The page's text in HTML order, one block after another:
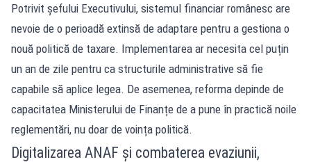
Potrivit șefului Executivului, sistemul financiar românesc are
nevoie de o perioadă extinsă de adaptare pentru a gestiona o
nouă politică de taxare. Implementarea ar necesita cel puțin
un an de zile pentru ca structurile administrative să fie
capabile să aplice legea. De asemenea, reforma depinde de
capacitatea Ministerului de Finanțe de a pune în practică noile
reglementări, nu doar de voința politică.
Digitalizarea ANAF și combaterea evaziunii,